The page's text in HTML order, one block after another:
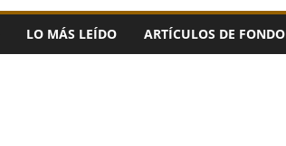
LO MÁS LEÍDO ARTÍCULOS DE FONDO